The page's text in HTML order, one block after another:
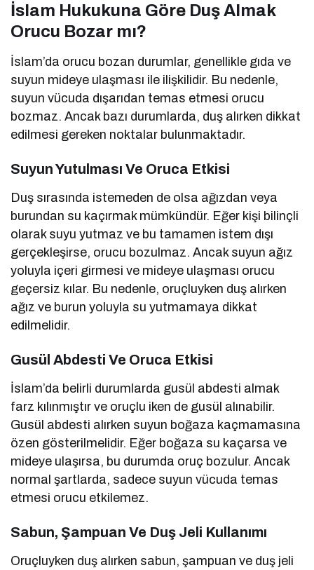
İslam Hukukuna Göre Duş Almak
Orucu Bozar mı?
İslam’da orucu bozan durumlar, genellikle gıda ve
suyun mideye ulaşması ile ilişkilidir. Bu nedenle,
suyun vücuda dışarıdan temas etmesi orucu
bozmaz. Ancak bazı durumlarda, duş alırken dikkat
edilmesi gereken noktalar bulunmaktadır.
Suyun Yutulması Ve Oruca Etkisi
Duş sırasında istemeden de olsa ağızdan veya
burundan su kaçırmak mümkündür. Eğer kişi bilinçli
olarak suyu yutmaz ve bu tamamen istem dışı
gerçekleşirse, orucu bozulmaz. Ancak suyun ağız
yoluyla içeri girmesi ve mideye ulaşması orucu
geçersiz kılar. Bu nedenle, oruçluyken duş alırken
ağız ve burun yoluyla su yutmamaya dikkat
edilmelidir.
Gusül Abdesti Ve Oruca Etkisi
İslam’da belirli durumlarda gusül abdesti almak
farz kılınmıştır ve oruçlu iken de gusül alınabilir.
Gusül abdesti alırken suyun boğaza kaçmamasına
özen gösterilmelidir. Eğer boğaza su kaçarsa ve
mideye ulaşırsa, bu durumda oruç bozulur. Ancak
normal şartlarda, sadece suyun vücuda temas
etmesi orucu etkilemez.
Sabun, Şampuan Ve Duş Jeli Kullanımı
Oruçluyken duş alırken sabun, şampuan ve duş jeli